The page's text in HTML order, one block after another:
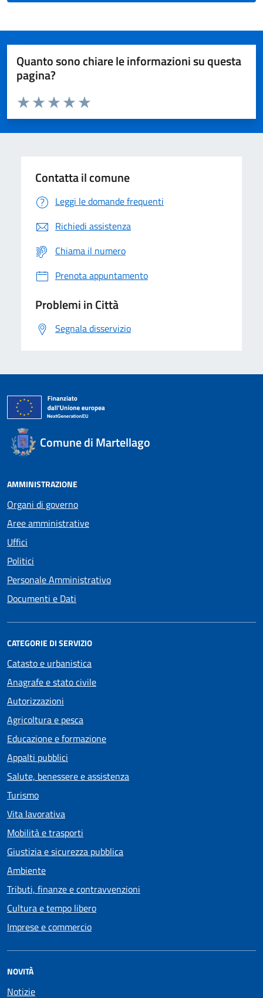
Quanto sono chiare le informazioni su questa
pagina?
Domanda
Valuta da 1 a 5 stelle la pagina
Valuta 5 stelle su 5
Valuta 4 stelle su 5
Valuta 3 stelle su 5
Valuta 2 stelle su 5
Valuta 1 stelle su 5
Contatta il comune
Leggi le domande frequenti
Richiedi assistenza
Chiama il numero
Prenota appuntamento
Problemi in Città
Segnala disservizio
Comune di Martellago
AMMINISTRAZIONE
Organi di governo
Aree amministrative
Uffici
Politici
Personale Amministrativo
Documenti e Dati
CATEGORIE DI SERVIZIO
Catasto e urbanistica
Anagrafe e stato civile
Autorizzazioni
Agricoltura e pesca
Educazione e formazione
Appalti pubblici
Salute, benessere e assistenza
Turismo
Vita lavorativa
Mobilità e trasporti
Giustizia e sicurezza pubblica
Ambiente
Tributi, finanze e contravvenzioni
Cultura e tempo libero
Imprese e commercio
NOVITÀ
Notizie